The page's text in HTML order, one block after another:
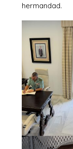
hermandad.